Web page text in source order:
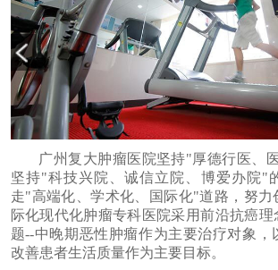
广州复大肿瘤医院坚持"厚德行医、
坚持"科技兴院、诚信立院、博爱办院"
走"高端化、学术化、国际化"道路，努力
际化现代化肿瘤专科医院采用前沿抗癌
题--中晚期恶性肿瘤作为主要治疗对象，
改善患者生活质量作为主要目标。